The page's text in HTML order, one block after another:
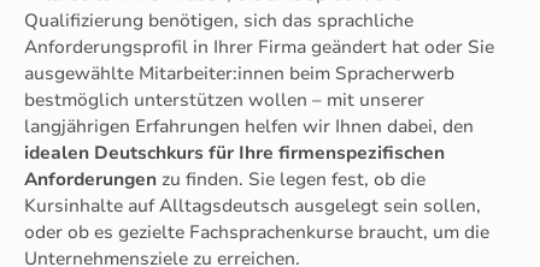
Qualifizierung benötigen, sich das sprachliche
Anforderungsprofil in Ihrer Firma geändert hat oder Sie
ausgewählte Mitarbeiter:innen beim Spracherwerb
bestmöglich unterstützen wollen – mit unserer
langjährigen Erfahrungen helfen wir Ihnen dabei, den
idealen Deutschkurs für Ihre firmenspezifischen
Anforderungen zu finden. Sie legen fest, ob die
Kursinhalte auf Alltagsdeutsch ausgelegt sein sollen,
oder ob es gezielte Fachsprachenkurse braucht, um die
Unternehmensziele zu erreichen.